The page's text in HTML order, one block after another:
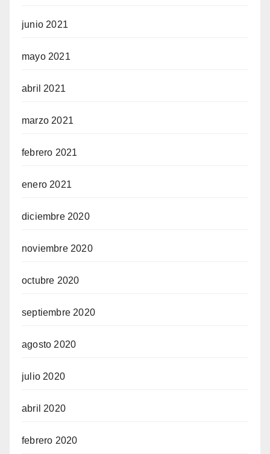
junio 2021
mayo 2021
abril 2021
marzo 2021
febrero 2021
enero 2021
diciembre 2020
noviembre 2020
octubre 2020
septiembre 2020
agosto 2020
julio 2020
abril 2020
febrero 2020